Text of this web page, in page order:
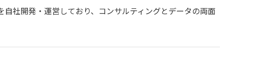
自社開発・運営しており、コンサルティングとデータの両面